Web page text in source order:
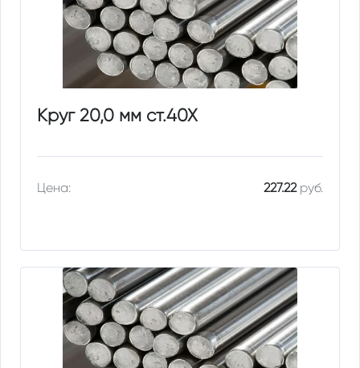
Круг 20,0 мм ст.40Х
Цена: 227.22руб.